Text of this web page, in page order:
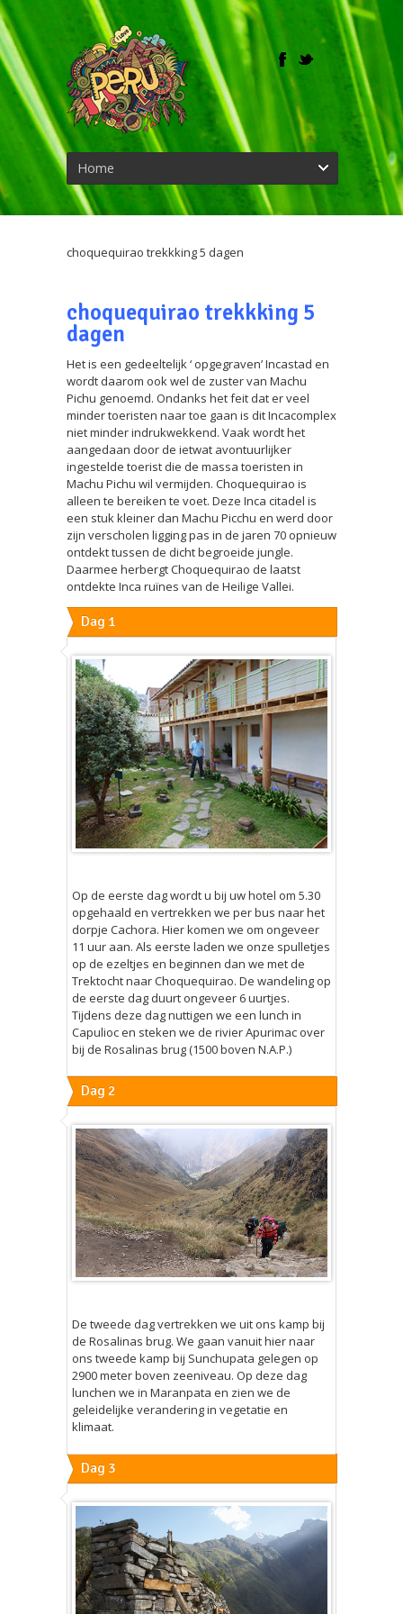
Home
choquequirao trekkking 5 dagen
choquequirao trekkking 5
dagen
Het is een gedeeltelijk ‘ opgegraven’ Incastad en
wordt daarom ook wel de zuster van Machu
Pichu genoemd. Ondanks het feit dat er veel
minder toeristen naar toe gaan is dit Incacomplex
niet minder indrukwekkend. Vaak wordt het
aangedaan door de ietwat avontuurlijker
ingestelde toerist die de massa toeristen in
Machu Pichu wil vermijden. Choquequirao is
alleen te bereiken te voet. Deze Inca citadel is
een stuk kleiner dan Machu Picchu en werd door
zijn verscholen ligging pas in de jaren 70 opnieuw
ontdekt tussen de dicht begroeide jungle.
Daarmee herbergt Choquequirao de laatst
ontdekte Inca ruïnes van de Heilige Vallei.
Dag 1
Op de eerste dag wordt u bij uw hotel om 5.30
opgehaald en vertrekken we per bus naar het
dorpje Cachora. Hier komen we om ongeveer
11 uur aan. Als eerste laden we onze spulletjes
op de ezeltjes en beginnen dan we met de
Trektocht naar Choquequirao. De wandeling op
de eerste dag duurt ongeveer 6 uurtjes.
Tijdens deze dag nuttigen we een lunch in
Capulioc en steken we de rivier Apurimac over
bij de Rosalinas brug (1500 boven N.A.P.)
Dag 2
De tweede dag vertrekken we uit ons kamp bij
de Rosalinas brug. We gaan vanuit hier naar
ons tweede kamp bij Sunchupata gelegen op
2900 meter boven zeeniveau. Op deze dag
lunchen we in Maranpata en zien we de
geleidelijke verandering in vegetatie en
klimaat.
Dag 3